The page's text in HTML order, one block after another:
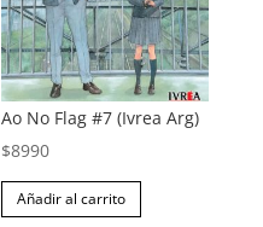
Ao No Flag #7 (Ivrea Arg)
$8990
Añadir al carrito